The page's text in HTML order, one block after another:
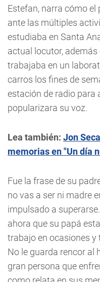
Estefan, narra cómo el
ante las múltiples
estudiaba en Santa
actual locutor,
trabajaba en un
carros los fines de
estación de radio para
popularizara su voz.
Lea también: Jon
memorias en "Un día
Fue la frase de su
no vas a ser ni madre
impulsado a
ahora que su papá
trabajo en ocasiones y
No le guarda rencor al
gran persona que